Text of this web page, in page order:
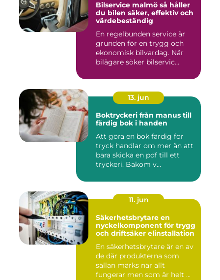
Bilservice malmö så håller
du bilen säker, effektiv och
värdebeständig
En regelbunden service är
grunden för en trygg och
ekonomisk bilvardag. När
bilägare söker bilservic...
13. jun
Boktryckeri från manus till
färdig bok i handen
Att göra en bok färdig för
tryck handlar om mer än att
bara skicka en pdf till ett
tryckeri. Bakom v...
11. jun
Säkerhetsbrytare en
nyckelkomponent för trygg
och driftsäker elinstallation
En säkerhetsbrytare är en av
de där produkterna som
sällan märks när allt
fungerar men som är helt ...